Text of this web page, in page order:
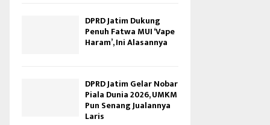
DPRD Jatim Dukung
Penuh Fatwa MUI ‘Vape
Haram’, Ini Alasannya
DPRD Jatim Gelar Nobar
Piala Dunia 2026, UMKM
Pun Senang Jualannya
Laris